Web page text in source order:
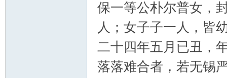
保一等公朴尔普女，
人；女子子一人，皆
二十四年五月已丑，
落落难合者，若无锡